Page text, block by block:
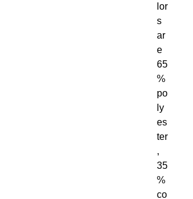
lor
s
ar
e
65
%
po
ly
es
ter
,
35
%
co